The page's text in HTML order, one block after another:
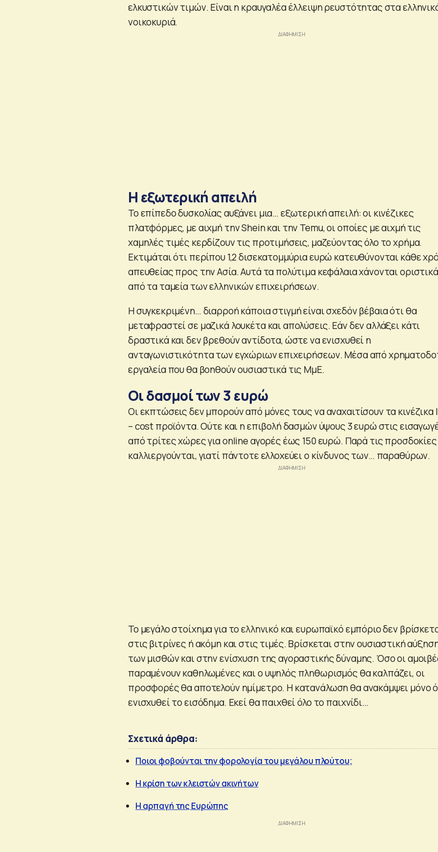
ελκυστικών τιμών. Είναι η κραυγαλέα έλλειψη ρευστότητας στα
νοικοκυριά.
Η εξωτερική απειλή
Το επίπεδο δυσκολίας αυξάνει μια… εξωτερική απειλή: οι κινέζικες
πλατφόρμες, με αιχμή την Shein και την Temu, οι οποίες με αιχμή τις
χαμηλές τιμές κερδίζουν τις προτιμήσεις, μαζεύοντας όλο το χρήμα.
Εκτιμάται ότι περίπου 1,2 δισεκατομμύρια ευρώ κατευθύνονται κάθε
απευθείας προς την Ασία. Αυτά τα πολύτιμα κεφάλαια χάνονται οριστικά
από τα ταμεία των ελληνικών επιχειρήσεων.
Η συγκεκριμένη… διαρροή κάποια στιγμή είναι σχεδόν βέβαια ότι θα
μεταφραστεί σε μαζικά λουκέτα και απολύσεις. Εάν δεν αλλάξει κάτι
δραστικά και δεν βρεθούν αντίδοτα, ώστε να ενισχυθεί η
ανταγωνιστικότητα των εγχώριων επιχειρήσεων. Μέσα από
εργαλεία που θα βοηθούν ουσιαστικά τις ΜμΕ.
Οι δασμοί των 3 ευρώ
Οι εκπτώσεις δεν μπορούν από μόνες τους να αναχαιτίσουν τα κινέζικα
– cost προϊόντα. Ούτε και η επιβολή δασμών ύψους 3 ευρώ στις
από τρίτες χώρες για online αγορές έως 150 ευρώ. Παρά τις
καλλιεργούνται, γιατί πάντοτε ελλοχεύει ο κίνδυνος των… παραθύρων.
Το μεγάλο στοίχημα για το ελληνικό και ευρωπαϊκό εμπόριο δεν
στις βιτρίνες ή ακόμη και στις τιμές. Βρίσκεται στην ουσιαστική
των μισθών και στην ενίσχυση της αγοραστικής δύναμης. Όσο οι
παραμένουν καθηλωμένες και ο υψηλός πληθωρισμός θα καλπάζει, οι
προσφορές θα αποτελούν ημίμετρο. Η κατανάλωση θα ανακάμψει μόνο
ενισχυθεί το εισόδημα. Εκεί θα παιχθεί όλο το παιχνίδι…
Σχετικά άρθρα:
Ποιοι φοβούνται την φορολογία του μεγάλου πλούτου;
Η κρίση των κλειστών ακινήτων
Η αρπαγή της Ευρώπης